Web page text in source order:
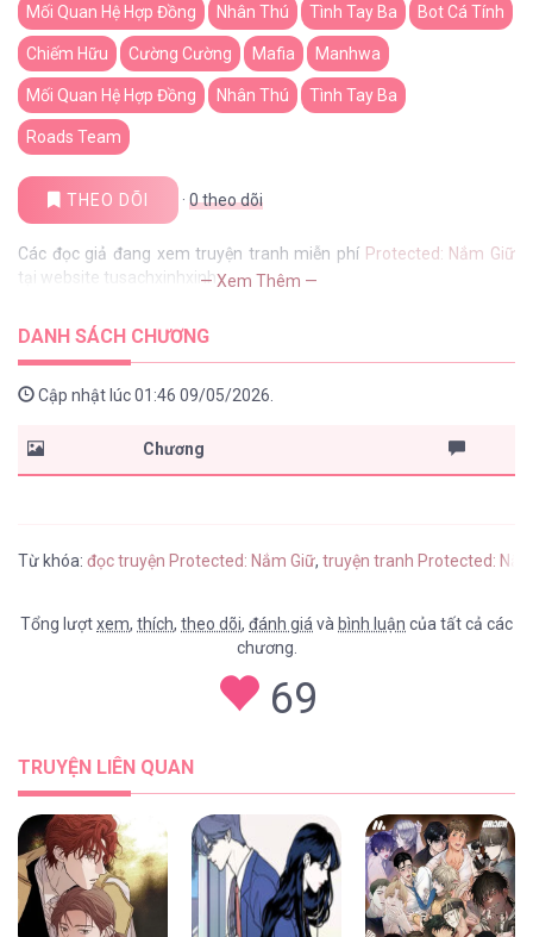
Mối Quan Hệ Hợp Đồng Nhân Thú Tình Tay Ba Bot Cá Tính
Chiếm Hữu Cường Cường Mafia Manhwa
Mối Quan Hệ Hợp Đồng Nhân Thú Tình Tay Ba
Roads Team
THEO DÕI · 0theo dõi
Các đọc giả đang xem truyện tranh miễn phí Protected: Nắm Giữ
tại website tusachxinhxinh— Xem Thêm —
DANH SÁCH CHƯƠNG
Cập nhật lúc 01:46 09/05/2026.
Chương
Từ khóa: đọc truyện Protected: Nắm Giữ, truyện tranh Protected:
Tổng lượtxem, thích, theo dõi, đánh giá và bình luận của tất cả các
chương.
69
TRUYỆN LIÊN QUAN